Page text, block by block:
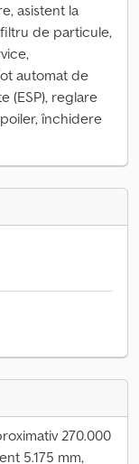
asistent la
de particule,
automat de
(ESP), reglare
închidere
270.000
5.175 mm,